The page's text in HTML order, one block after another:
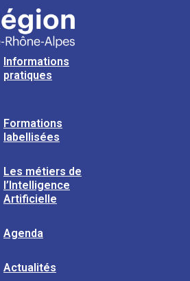
Informations
pratiques
Formations
labellisées
Les métiers de
l’Intelligence
Artificielle
Agenda
Actualités